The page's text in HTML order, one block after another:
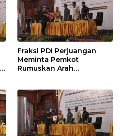
Fraksi PDI Perjuangan
Meminta Pemkot
Rumuskan Arah
Penyangga IKN